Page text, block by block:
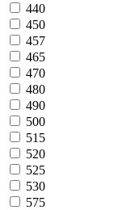
440
450
457
465
470
480
490
500
515
520
525
530
575